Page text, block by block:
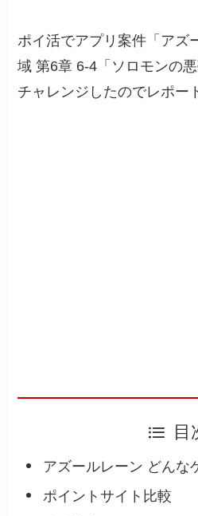
ポイ活でアプリ案件「アズ
域 第6章 6-4「ソロモンの
チャレンジしたのでレポー
目
アズールレーン どんな
ポイントサイト比較